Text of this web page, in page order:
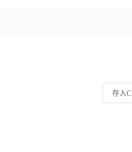
存入